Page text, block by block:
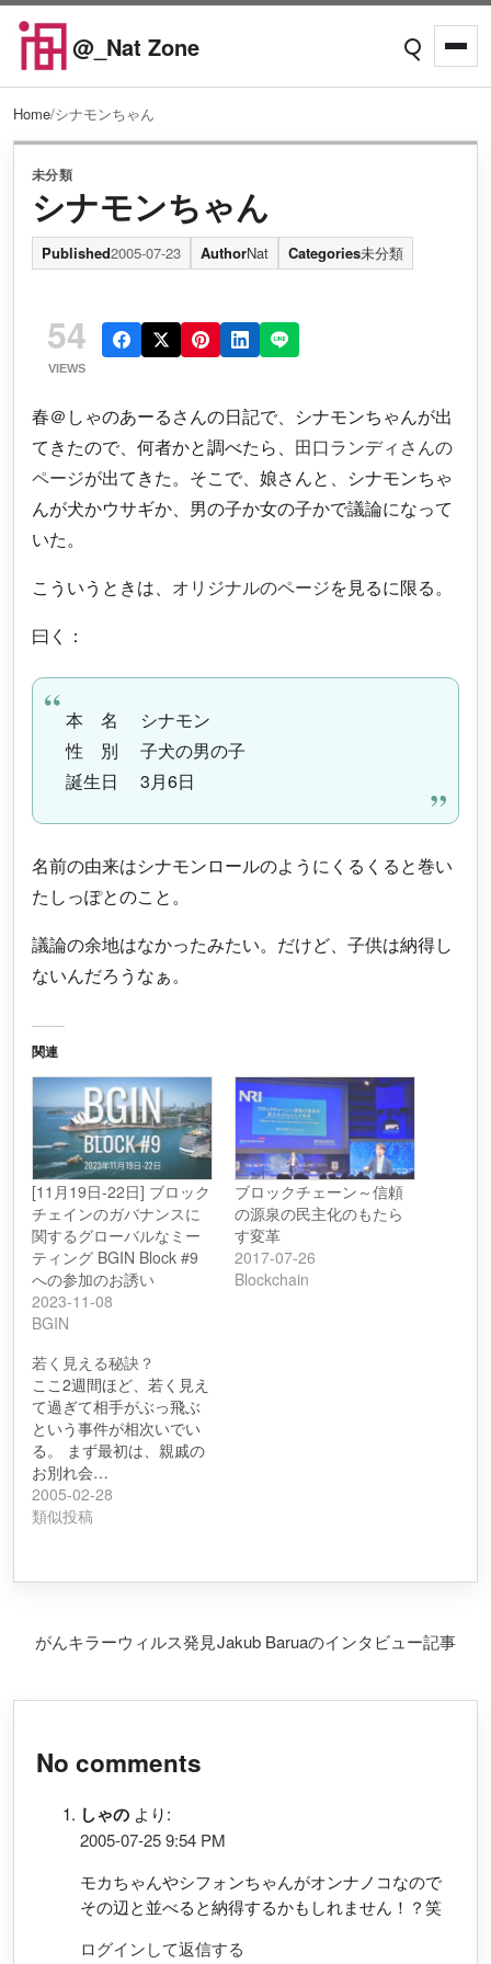
Skip to content
@_Nat Zone Open search
Home/シナモンちゃん
未分類
シナモンちゃん
Published2005-07-23 AuthorNat Categories未分類
54
VIEWS
春＠しゃのあーるさんの日記で、シナモンちゃんが出
てきたので、何者かと調べたら、 田口ランディさんの
ページが出てきた。そこで、娘さんと、シナモンちゃ
んが犬かウサギか、男の子か女の子かで議論になって
いた。
こういうときは、 オリジナルのページを見るに限る。
曰く：
本 名 シナモン
性 別 子犬の男の子
誕生日 3月6日
名前の由来はシナモンロールのようにくるくると巻い
たしっぽとのこと。
議論の余地はなかったみたい。だけど、子供は納得し
ないんだろうなぁ。
関連
[11月19日-22日] ブロック
チェインのガバナンスに
関するグローバルなミー
ティング BGIN Block #9
への参加のお誘い
2023-11-08
BGIN
ブロックチェーン～信頼
の源泉の民主化のもたら
す変革
2017-07-26
Blockchain
若く見える秘訣？
ここ2週間ほど、若く見え
て過ぎて相手がぶっ飛ぶ
という事件が相次いでい
る。 まず最初は、親戚の
お別れ会…
2005-02-28
類似投稿
投稿ナビゲーション
がんキラーウィルス発見Jakub Baruaのインタビュー記事
No comments
しゃの より:
2005-07-25 9:54 PM
モカちゃんやシフォンちゃんがオンナノコなので
その辺と並べると納得するかもしれません！？笑
ログインして返信する